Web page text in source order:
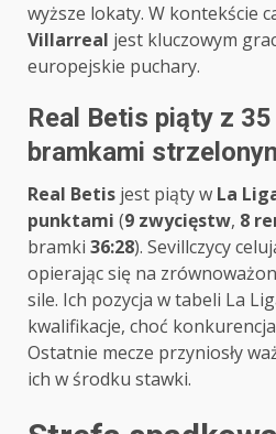
wyższe lokaty. W kontekście
Villarreal jest kluczowym
europejskie puchary.
Real Betis piąty z
bramkami
Real Betis jest piąty w La
punktami (9 zwycięstw, 8
bramki 36:28). Sevillczycy
opierając się na
sile. Ich pozycja w tabeli La
kwalifikacje, choć
Ostatnie mecze przyniosły
ich w środku stawki.